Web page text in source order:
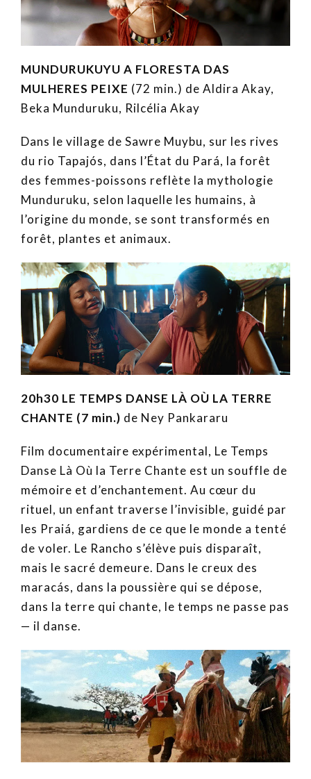
MUNDURUKUYU A FLORESTA DAS
MULHERES PEIXE (72 min.) de Aldira Akay,
Beka Munduruku, Rilcélia Akay
Dans le village de Sawre Muybu, sur les rives
du rio Tapajós, dans l’État du Pará, la forêt
des femmes-poissons reflète la mythologie
Munduruku, selon laquelle les humains, à
l’origine du monde, se sont transformés en
forêt, plantes et animaux.
20h30 LE TEMPS DANSE LÀ OÙ LA TERRE
CHANTE (7 min.) de Ney Pankararu
Film documentaire expérimental, Le Temps
Danse Là Où la Terre Chante est un souffle de
mémoire et d’enchantement. Au cœur du
rituel, un enfant traverse l’invisible, guidé par
les Praiá, gardiens de ce que le monde a tenté
de voler. Le Rancho s’élève puis disparaît,
mais le sacré demeure. Dans le creux des
maracás, dans la poussière qui se dépose,
dans la terre qui chante, le temps ne passe pas
— il danse.